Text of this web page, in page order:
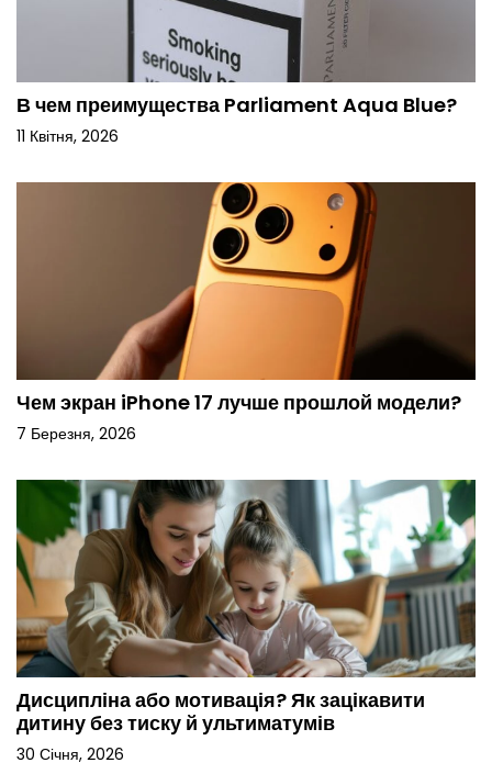
В чем преимущества Parliament Aqua Blue?
11 Квітня, 2026
Чем экран iPhone 17 лучше прошлой модели?
7 Березня, 2026
Дисципліна або мотивація? Як зацікавити
дитину без тиску й ультиматумів
30 Січня, 2026